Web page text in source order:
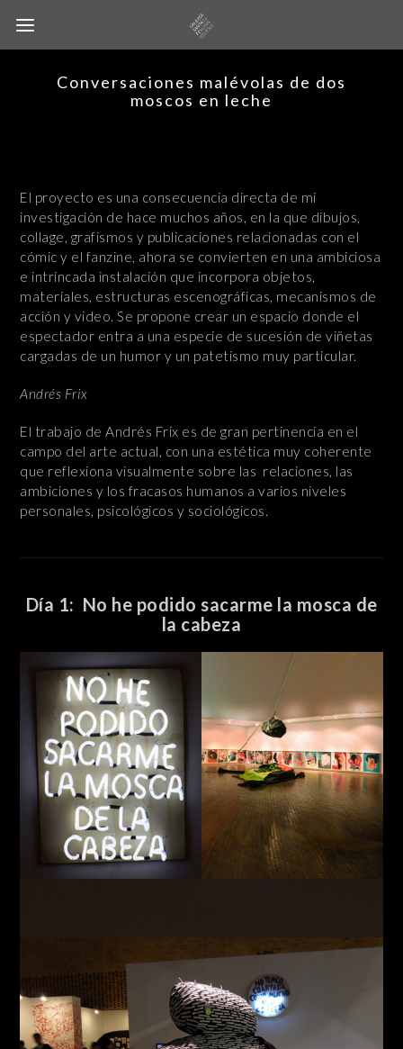
Conversaciones malévolas de dos
moscos en leche
El proyecto es una consecuencia directa de mi
investigación de hace muchos años, en la que dibujos,
collage, grafismos y publicaciones relacionadas con el
cómic y el fanzine, ahora se convierten en una ambiciosa
e intrincada instalación que incorpora objetos,
materiales, estructuras escenográficas, mecanismos de
acción y video. Se propone crear un espacio donde el
espectador entra a una especie de sucesión de viñetas
cargadas de un humor y un patetismo muy particular.
Andrés Frix
El trabajo de Andrés Frix es de gran pertinencia en el
campo del arte actual, con una estética muy coherente
que reflexiona visualmente sobre las relaciones, las
ambiciones y los fracasos humanos a varios niveles
personales, psicológicos y sociológicos.
Día 1: No he podido sacarme la mosca de
la cabeza